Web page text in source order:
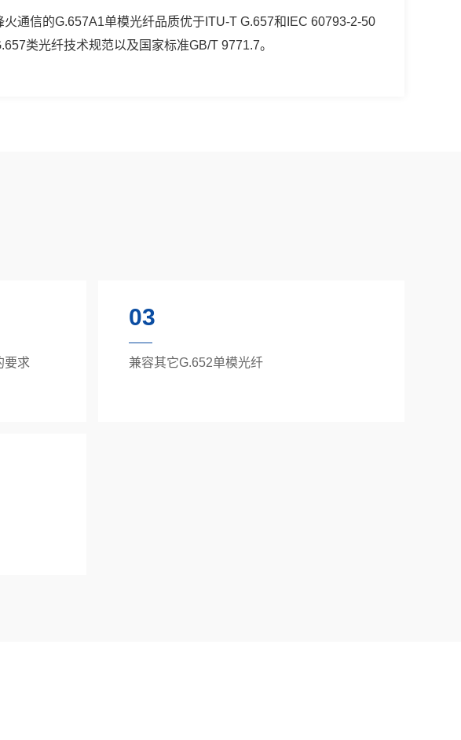
火通信的G.657A1单模光纤品质优于ITU-T G.657和IEC 60793-2-50
类光纤技术规范以及国家标准GB/T 9771.7。
要求
03
兼容其它G.652单模光纤